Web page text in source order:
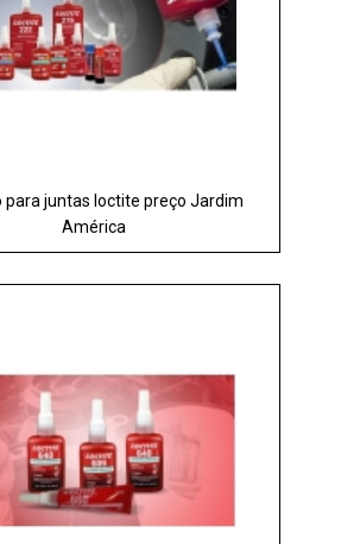
para juntas loctite preço Jardim
América